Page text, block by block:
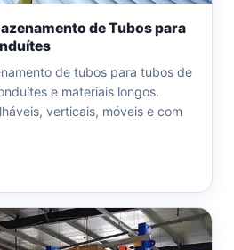
de Tubos para
de tubos para tubos de
e materiais longos.
verticais, móveis e com